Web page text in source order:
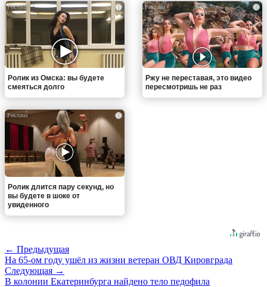
i
Ролик из Омска: вы будете
смеяться долго
i
Ржу не переставая, это видео
пересмотришь не раз
i
Ролик длится пару секунд, но
вы будете в шоке от
увиденного
← Предыдущая
На 65-ом году ушёл из жизни ветеран ОВД Кировграда
Следующая →
В колонии Екатеринбурга найдено тело педофила